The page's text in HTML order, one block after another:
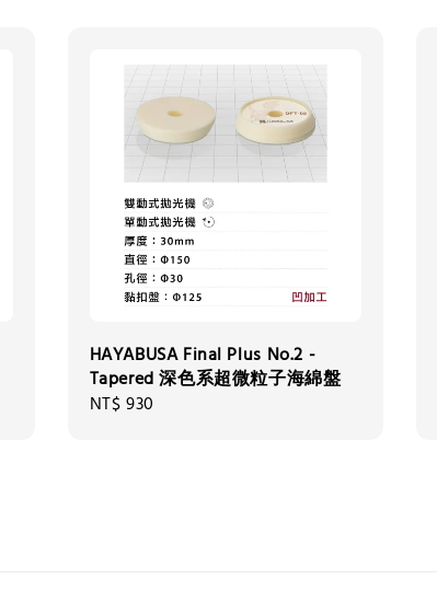
HAYABUSA Final Plus No.2 -
Tapered 深色系超微粒子海綿盤
Regular
NT$ 930